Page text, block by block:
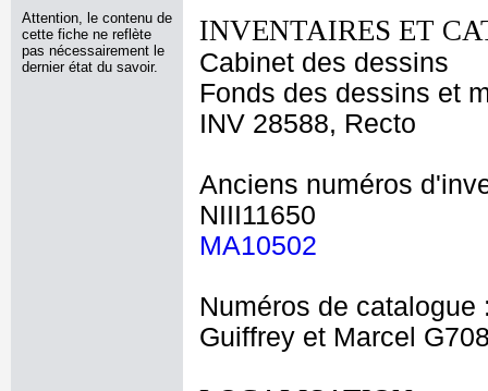
Attention, le contenu de
cette fiche ne reflète
pas nécessairement le
dernier état du savoir.
INVENTAIRES ET
Cabinet des dessins
Fonds des dessins et
INV 28588, Recto
Anciens numéros
NIII11650
MA10502
Numéros de catalogue
Guiffrey et Marcel